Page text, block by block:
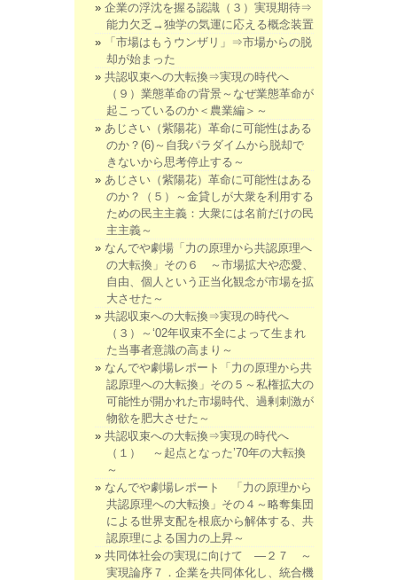
企業の浮沈を握る認識（３）実現期待⇒
能力欠乏→独学の気運に応える概念装置
「市場はもうウンザリ」⇒市場からの脱
却が始まった
共認収束への大転換⇒実現の時代へ
（９）業態革命の背景～なぜ業態革命が
起こっているのか＜農業編＞～
あじさい（紫陽花）革命に可能性はある
のか？(6)～自我パラダイムから脱却で
きないから思考停止する～
あじさい（紫陽花）革命に可能性はある
のか？（５）～金貸しが大衆を利用する
ための民主主義：大衆には名前だけの民
主主義～
なんでや劇場「力の原理から共認原理へ
の大転換」その６ ～市場拡大や恋愛、
自由、個人という正当化観念が市場を拡
大させた～
共認収束への大転換⇒実現の時代へ
（３）～‘02年収束不全によって生まれ
た当事者意識の高まり～
なんでや劇場レポート「力の原理から共
認原理への大転換」その５～私権拡大の
可能性が開かれた市場時代、過剰刺激が
物欲を肥大させた～
共認収束への大転換⇒実現の時代へ
（１） ～起点となった’70年の大転換
～
なんでや劇場レポート 「力の原理から
共認原理への大転換」その４～略奪集団
による世界支配を根底から解体する、共
認原理による国力の上昇～
共同体社会の実現に向けて ―２７ ～
実現論序７．企業を共同体化し、統合機